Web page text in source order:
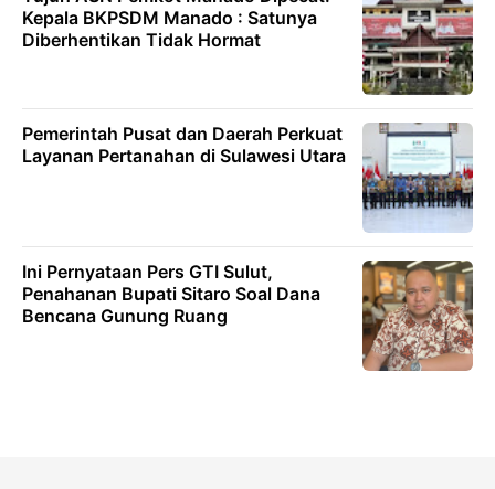
Kepala BKPSDM Manado : Satunya
Diberhentikan Tidak Hormat
Pemerintah Pusat dan Daerah Perkuat
Layanan Pertanahan di Sulawesi Utara
Ini Pernyataan Pers GTI Sulut,
Penahanan Bupati Sitaro Soal Dana
Bencana Gunung Ruang